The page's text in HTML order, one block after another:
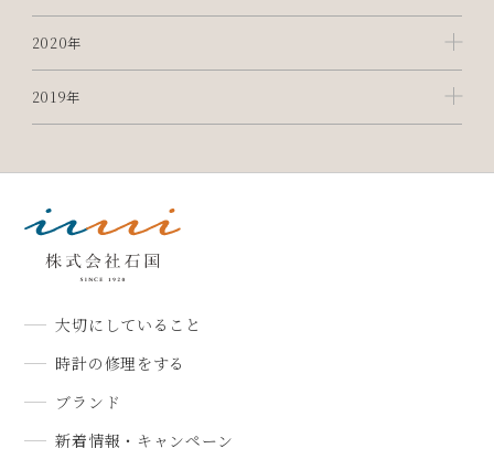
2020年
2019年
大切にしていること
時計の修理をする
ブランド
新着情報・キャンペーン